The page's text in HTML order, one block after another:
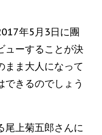
年5月3日に團
ューすることが決
まま大人になって
きるのでしょう
尾上菊五郎さんに